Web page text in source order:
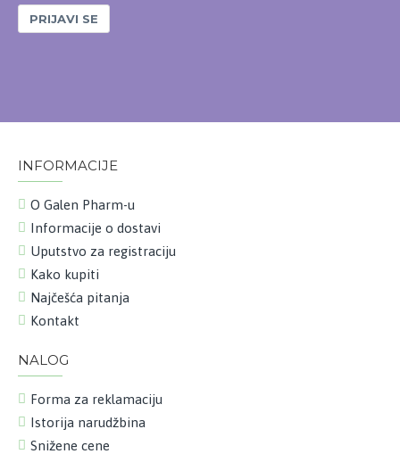
PRIJAVI SE
INFORMACIJE
O Galen Pharm-u
Informacije o dostavi
Uputstvo za registraciju
Kako kupiti
Najčešća pitanja
Kontakt
NALOG
Forma za reklamaciju
Istorija narudžbina
Snižene cene